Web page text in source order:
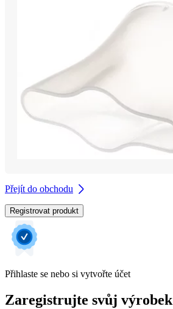
Přejít do obchodu
Registrovat produkt
Přihlaste se nebo si vytvořte účet
Zaregistrujte svůj výrobek